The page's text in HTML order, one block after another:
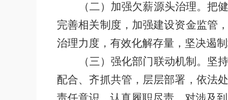
（二）加强欠薪源头治理。把
完善相关制度，加强建设资金监管
治理力度，有效化解存量，坚决遏制
（三）强化部门联动机制。 坚
配合、齐抓共管，层层部署，依法